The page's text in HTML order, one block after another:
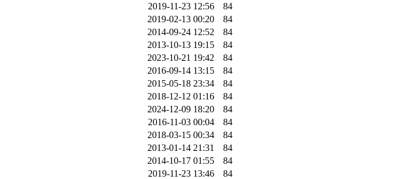
2019-11-23 12:56
84
2019-02-13 00:20
84
2014-09-24 12:52
84
2013-10-13 19:15
84
2023-10-21 19:42
84
2016-09-14 13:15
84
2015-05-18 23:34
84
2018-12-12 01:16
84
2024-12-09 18:20
84
2016-11-03 00:04
84
2018-03-15 00:34
84
2013-01-14 21:31
84
2014-10-17 01:55
84
2019-11-23 13:46
84